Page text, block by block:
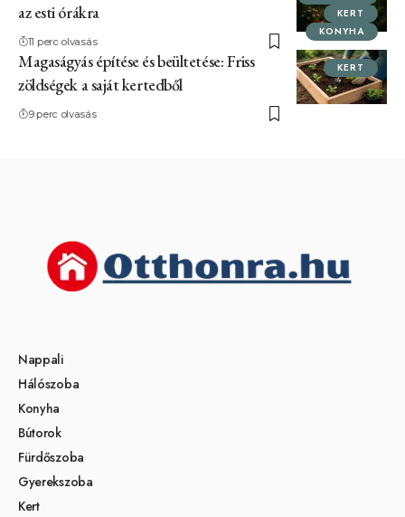
KERT
KONYHA
az esti órákra
11 perc olvasás
KERT
Magaságyás építése és beültetése: Friss
zöldségek a saját kertedből
9 perc olvasás
Nappali
Hálószoba
Konyha
Bútorok
Fürdőszoba
Gyerekszoba
Kert